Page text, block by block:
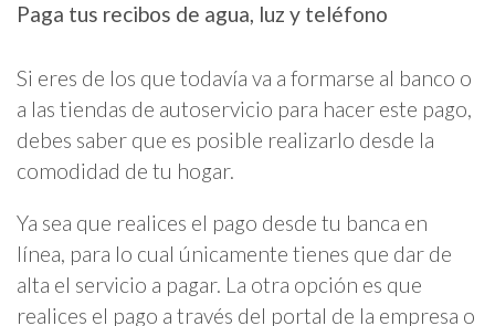
Paga tus recibos de agua, luz y teléfono
Si eres de los que todavía va a formarse al banco o
a las tiendas de autoservicio para hacer este pago,
debes saber que es posible realizarlo desde la
comodidad de tu hogar.
Ya sea que realices el pago desde tu banca en
línea, para lo cual únicamente tienes que dar de
alta el servicio a pagar. La otra opción es que
realices el pago a través del portal de la empresa o